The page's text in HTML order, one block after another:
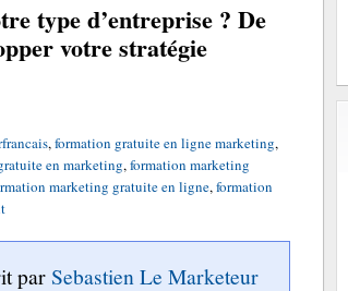
type d’entreprise ? De
votre stratégie
,formation gratuite en ligne marketing,
en marketing,formation marketing
marketing gratuite en ligne,formation
parSebastien Le Marketeur